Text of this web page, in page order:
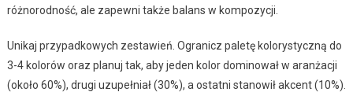
różnorodność, ale zapewni także balans w kompozycji.
Unikaj przypadkowych zestawień. Ogranicz paletę kolorystyczną do
3-4 kolorów oraz planuj tak, aby jeden kolor dominował w aranżacji
(około 60%), drugi uzupełniał (30%), a ostatni stanowił akcent (10%).